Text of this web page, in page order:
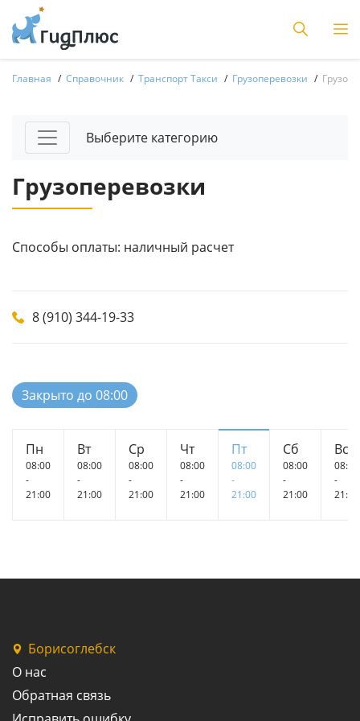
Главная Справочник Транспорт Такси Грузоперевозки
Выберите категорию
Грузоперевозки
Способы оплаты: наличный расчет
8 (910) 344-19-33
Закрыто до 08:00
Пн
08:00
-
21:00
Вт
08:00
-
21:00
Ср
08:00
-
21:00
Чт
08:00
-
21:00
Пт
08:00
-
21:00
Сб
08:00
-
21:00
Вс
08:00
-
21:00
Борисоглебск
О нас
Обратная связь